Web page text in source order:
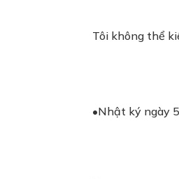
Tôi không thể
•Nhật ký ngày